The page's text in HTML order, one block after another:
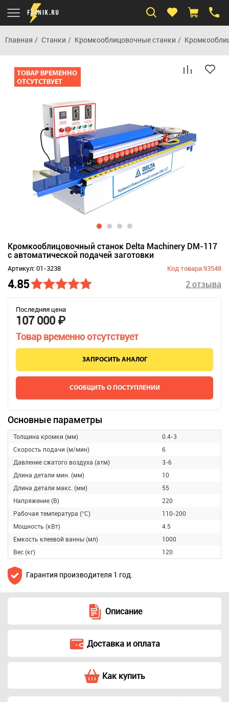
Главная Станки Кромкооблицовочные станки
Кромкооблицовочный станок Delta Machinery DM-117
c автоматической подачей заготовки
Артикул: 01-3238 Код товара:93548
4.85 2 отзыва
Последняя цена
107 000 ₽
Товар временно отсутствует
ЗАПРОСИТЬ АНАЛОГ
СООБЩИТЬ О ПОСТУПЛЕНИИ
Основные параметры
Толщина кромки (мм)
0.4-3
Скорость подачи (м/мин)
6
Давление сжатого воздуха (атм)
3-6
Длина детали мин. (мм)
10
Длина детали макс. (мм)
55
Напряжение (В)
220
Рабочая температура (°C)
110-200
Мощность (кВт)
4.5
Емкость клеевой ванны (мл)
1000
Вес (кг)
120
Гарантия производителя 1 год.
Описание
Доставка и оплата
Как купить